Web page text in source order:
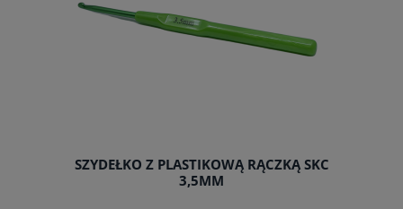
SZYDEŁKO Z PLASTIKOWĄ RĄCZKĄ SKC
3,5MM